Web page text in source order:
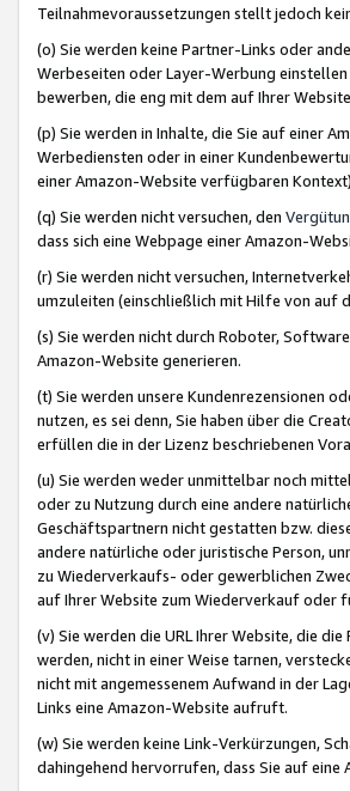
Teilnahmevoraussetzungen stellt jedoch
(o) Sie werden keine Partner-Links oder
Werbeseiten oder Layer-Werbung
bewerben, die eng mit dem auf Ihrer
(p) Sie werden in Inhalte, die Sie auf einer
Werbediensten oder in einer
einer Amazon-Website verfügbaren
(q) Sie werden nicht versuchen, den
dass sich eine Webpage einer Amazon-
(r) Sie werden nicht versuchen,
umzuleiten (einschließlich mit Hilfe von auf
(s) Sie werden nicht durch Roboter,
Amazon-Website generieren.
(t) Sie werden unsere Kundenrezensionen
nutzen, es sei denn, Sie haben über die
erfüllen die in der Lizenz beschriebenen
(u) Sie werden weder unmittelbar noch
oder zu Nutzung durch eine andere
Geschäftspartnern nicht gestatten bzw.
andere natürliche oder juristische Person,
zu Wiederverkaufs- oder gewerblichen
auf Ihrer Website zum Wiederverkauf oder
(v) Sie werden die URL Ihrer Website, die
werden, nicht in einer Weise tarnen,
nicht mit angemessenem Aufwand in der
Links eine Amazon-Website aufruft.
(w) Sie werden keine Link-Verkürzungen,
dahingehend hervorrufen, dass Sie auf eine